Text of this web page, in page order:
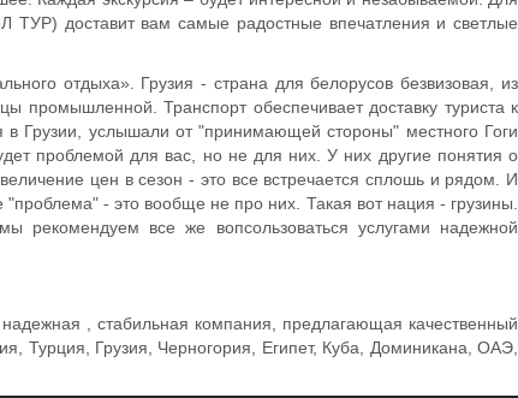
ТУР) доставит вам самые радостные впечатления и светлые
отдыха». Грузия - страна для белорусов безвизовая, из
промышленной. Транспорт обеспечивает доставку туриста к
Грузии, услышали от "принимающей стороны" местного Гоги
проблемой для вас, но не для них. У них другие понятия о
цен в сезон - это все встречается сплошь и рядом. И
- это вообще не про них. Такая вот нация - грузины.
все же вопсользоваться услугами надежной
, стабильная компания, предлагающая качественный
Турция, Грузия, Черногория, Египет, Куба, Доминикана, ОАЭ,